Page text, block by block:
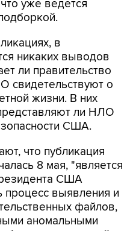
в
ли правительство
о
жизни. В них
ли НЛО
США.
что публикация
США
процесс выявления и
файлов,
аномальными
полной